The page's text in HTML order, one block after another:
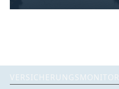
VERSICHERUNGSMONITOR